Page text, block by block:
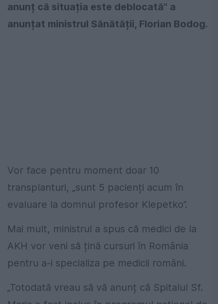
anunț că situația este deblocată” a
anunțat ministrul Sănătății, Florian Bodog.
Vor face pentru moment doar 10
transplanturi, „sunt 5 pacienți acum în
evaluare la domnul profesor Klepetko”.
Mai mult, ministrul a spus că medici de la
AKH vor veni să țină cursuri în România
pentru a-i specializa pe medicii români.
„Totodată vreau să vă anunț că Spitalul Sf.